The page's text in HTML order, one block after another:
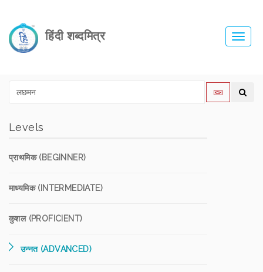
हिंदी शब्दमित्र
Levels
प्राथमिक (BEGINNER)
माध्यमिक (INTERMEDIATE)
कुशल (PROFICIENT)
उन्नत (ADVANCED)